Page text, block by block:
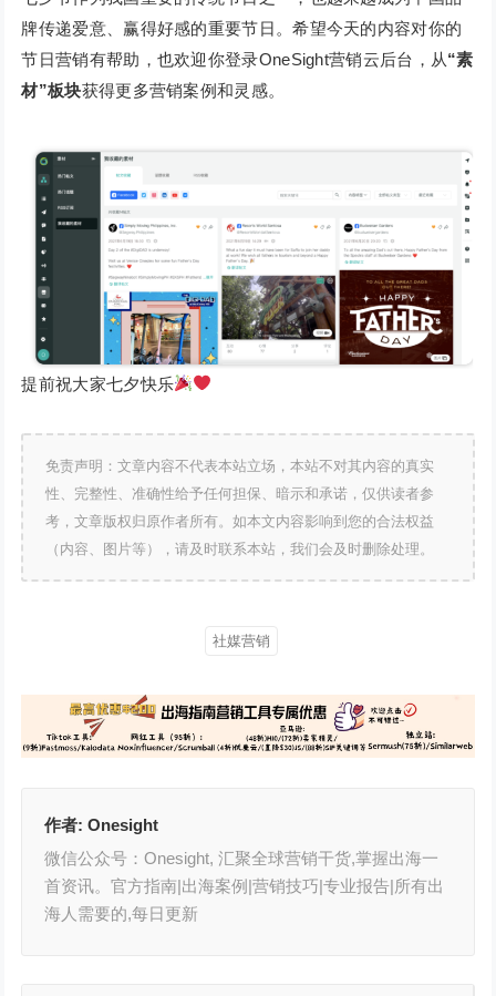
牌传递爱意、赢得好感的重要节日。希望今天的内容对你的
节日营销有帮助，也欢迎你登录OneSight营销云后台，从“素
材”板块获得更多营销案例和灵感。
提前祝大家七夕快乐
免责声明：文章内容不代表本站立场，本站不对其内容的真实
性、完整性、准确性给予任何担保、暗示和承诺，仅供读者参
考，文章版权归原作者所有。如本文内容影响到您的合法权益
（内容、图片等），请及时联系本站，我们会及时删除处理。
社媒营销
作者:Onesight
微信公众号：Onesight, 汇聚全球营销干货,掌握出海一
首资讯。官方指南|出海案例|营销技巧|专业报告|所有出
海人需要的,每日更新